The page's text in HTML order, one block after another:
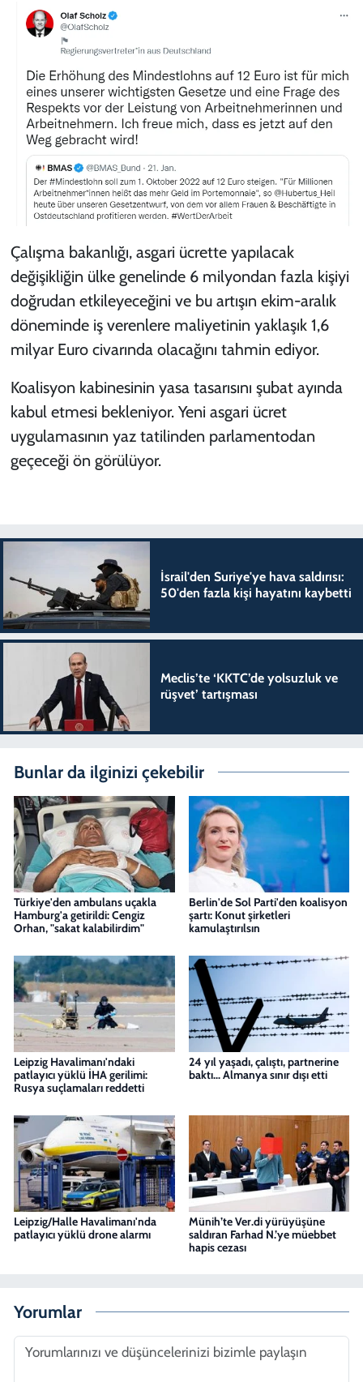
Çalışma bakanlığı, asgari ücrette yapılacak
değişikliğin ülke genelinde 6 milyondan fazla kişiyi
doğrudan etkileyeceğini ve bu artışın ekim-aralık
döneminde iş verenlere maliyetinin yaklaşık 1,6
milyar Euro civarında olacağını tahmin ediyor.
Koalisyon kabinesinin yasa tasarısını şubat ayında
kabul etmesi bekleniyor. Yeni asgari ücret
uygulamasının yaz tatilinden parlamentodan
geçeceği ön görülüyor.
İsrail'den Suriye'ye hava saldırısı:
50'den fazla kişi hayatını kaybetti
Meclis’te ‘KKTC’de yolsuzluk ve
rüşvet’ tartışması
Bunlar da ilginizi çekebilir
Türkiye'den ambulans uçakla
Hamburg'a getirildi: Cengiz
Orhan, "sakat kalabilirdim"
Berlin'de Sol Parti'den koalisyon
şartı: Konut şirketleri
kamulaştırılsın
Leipzig Havalimanı'ndaki
patlayıcı yüklü İHA gerilimi:
Rusya suçlamaları reddetti
24 yıl yaşadı, çalıştı, partnerine
baktı... Almanya sınır dışı etti
Leipzig/Halle Havalimanı'nda
patlayıcı yüklü drone alarmı
Münih’te Ver.di yürüyüşüne
saldıran Farhad N.’ye müebbet
hapis cezası
Yorumlar